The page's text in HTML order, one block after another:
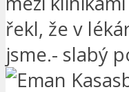
řekl, že v
jsme.- slabý